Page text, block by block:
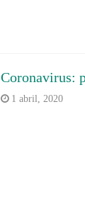
Coronavirus:
1 abril, 2020